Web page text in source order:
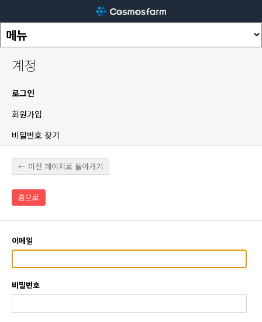
계정
로그인
회원가입
비밀번호 찾기
← 이전 페이지로 돌아가기
홈으로
이메일
비밀번호